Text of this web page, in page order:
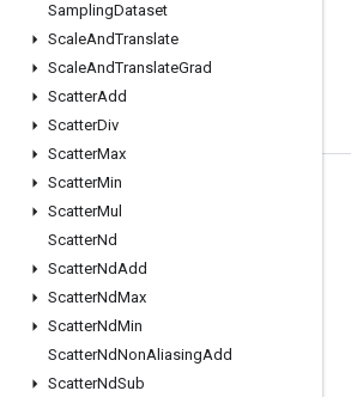
SamplingDataset
ScaleAndTranslate
ScaleAndTranslateGrad
ScatterAdd
ScatterDiv
ScatterMax
ScatterMin
ScatterMul
ScatterNd
ScatterNdAdd
ScatterNdMax
ScatterNdMin
ScatterNdNonAliasingAdd
ScatterNdSub
최신 소식 확인하기
블로그
포럼
GitHub
Twitter
YouTube